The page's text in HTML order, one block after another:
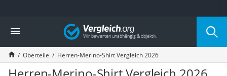
Die beliebtesten Vergleiche nach Kategorie
Mode
Boxershorts
Cellulite-Leggings
Herrensocken
Vergleich
Oberteile Herren-Merino-Shirt Vergleich 2026